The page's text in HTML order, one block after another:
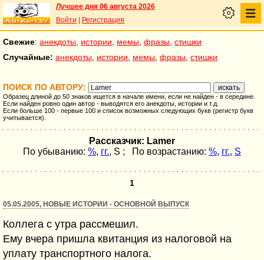
Лучшее дня 06 августа 2026
Войти
Регистрация
Свежие: анекдоты истории мемы фразы стишки
Случайные: анекдоты истории мемы фразы стишки
ПОИСК ПО АВТОРУ:
Образец длиной до 50 знаков ищется в начале имени, если не найден - в середине.
Если найден ровно один автор - выводятся его анекдоты, истории и т.д.
Если больше 100 - первые 100 и список возможных следующих букв (регистр букв
учитывается).
Рассказчик: Lamer
По убыванию: %, гг., S ; По возрастанию: %, гг., S
1
05.05.2005, НОВЫЕ ИСТОРИИ - ОСНОВНОЙ ВЫПУСК
Коллега с утра рассмешил.
Ему вчера пришла квитанция из налоговой на
уплату транспортного налога.